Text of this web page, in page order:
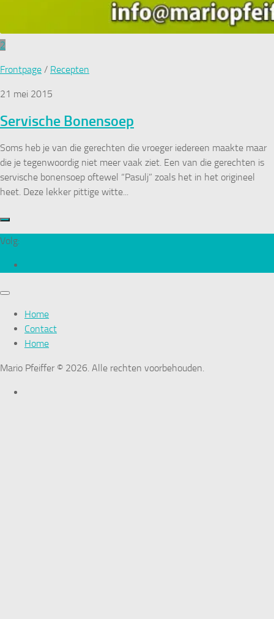
2
Frontpage / Recepten
21 mei 2015
Servische Bonensoep
Soms heb je van die gerechten die vroeger iedereen maakte maar
die je tegenwoordig niet meer vaak ziet. Een van die gerechten is
servische bonensoep oftewel “Pasulj” zoals het in het origineel
heet. Deze lekker pittige witte...
Volg:
Home
Contact
Home
Mario Pfeiffer © 2026. Alle rechten voorbehouden.